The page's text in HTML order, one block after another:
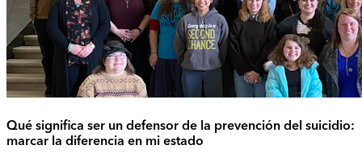
Qué significa ser un defensor de la prevención del suicidio:
marcar la diferencia en mi estado